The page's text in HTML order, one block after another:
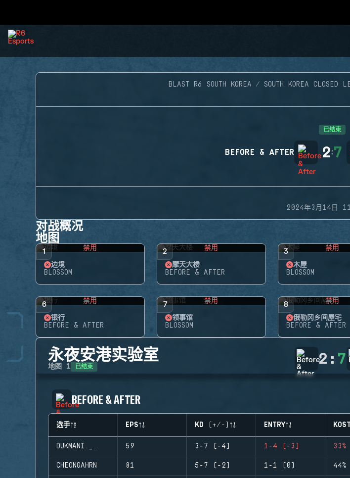
BLAST R6 SOUTH KOREA SOUTH KOREA CLOSED
已结束
BEFORE & AFTER 2:7
2024年3月14日
对战概况
地图
1 禁用
边境
BLOSSOM
2 禁用
摩天大楼
BEFORE & AFTER
3 禁用
木屋
BLOSSOM
6 禁用
银行
BEFORE & AFTER
7 禁用
领事馆
BLOSSOM
8 禁用
俄勒冈乡间屋宅
BEFORE & AFTER
永夜安港实验室
地图 1 已结束 2 : 7
BEFORE & AFTER
选手 EPS KD (+/-) ENTRY KOST
DUKMANI._. 59 3-7 (-4) 1-4 (-3) 33%
CHEONGAHRN 81 5-7 (-2) 1-1 (0) 44%